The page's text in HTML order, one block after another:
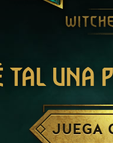
TAL UNA
JUEGA